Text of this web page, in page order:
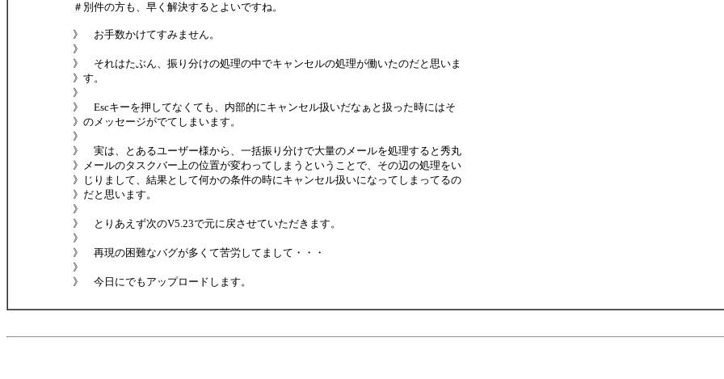
＃別件の方も、早く解決するとよいですね。
》 お手数かけてすみません。
》
》 それはたぶん、振り分けの処理の中でキャンセルの処理が働いたのだと思いま
》す。
》
》 Escキーを押してなくても、内部的にキャンセル扱いだなぁと扱った時にはそ
》のメッセージがでてしまいます。
》
》 実は、とあるユーザー様から、一括振り分けで大量のメールを処理すると秀丸
》メールのタスクバー上の位置が変わってしまうということで、その辺の処理をい
》じりまして、結果として何かの条件の時にキャンセル扱いになってしまってるの
》だと思います。
》
》 とりあえず次のV5.23で元に戻させていただきます。
》
》 再現の困難なバグが多くて苦労してまして・・・
》
》 今日にでもアップロードします。